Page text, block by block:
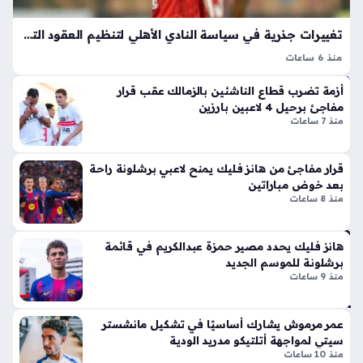
ر
الج
ط
لا
ق
ونت
ها
الج
دة
ذا
ت
الإث
شر
أس
يته
م
بال
دو
ري
منذ
سا
واح
دة
مبت
كر
ون
شب
اب
يط
وع
ون
تغييرات جذرية في سياسة النادي الأهلي لتنظيم العقود التجارية وحقوق إعلانات اللاعبين
منذ 6 ساعات
للاعبين خلال الفترة المقبلة، حيث يهدف هذا التوجه إلى ضبط
العلاقة التعاقدية بعيدًا عن الالتزامات المالية الثابتة، إذ أكدت التقارير
أزمة تضرب قطاع الناشئين بالزمالك عقب قرار
مفاجئ برحيل 4 لاعبين بارزين
منذ 7 ساعات
قرار مفاجئ من هانز فليك يمنح لاعبي برشلونة راحة
بعد خوض مباراتين
منذ 8 ساعات
هانز فليك يحدد مصير حمزة عبدالكريم في قائمة
برشلونة للموسم الجديد
منذ 9 ساعات
عمر مرموش يشارك أساسيًا في تشكيل مانشستر
سيتي لمواجهة أتلتيكو مدريد الودية
منذ 10 ساعات